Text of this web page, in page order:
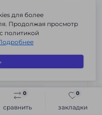
сравнить
0
закладки
0
В корзину
для
прямой
грн.
для более
Продолжая просмотр
политикой